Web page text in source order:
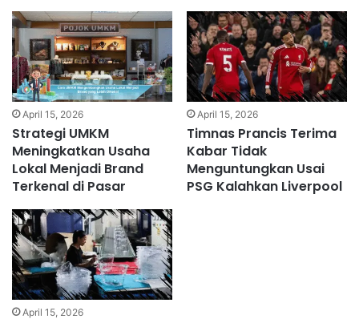
April 15, 2026
Strategi UMKM
Meningkatkan Usaha
Lokal Menjadi Brand
Terkenal di Pasar
April 15, 2026
Timnas Prancis Terima
Kabar Tidak
Menguntungkan Usai
PSG Kalahkan Liverpool
April 15, 2026